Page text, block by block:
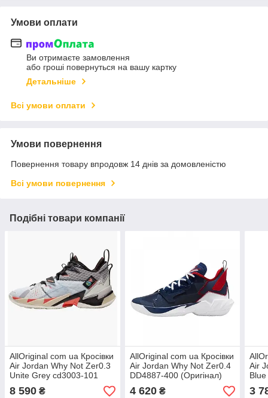
Умови оплати
Ви отримаєте замовлення
або гроші повернуться на вашу картку
Детальніше
Всі умови оплати
Умови повернення
Повернення товару впродовж 14 днів за домовленістю
Всі умови повернення
Подібні товари компанії
AllOriginal com ua Кросівки
Air Jordan Why Not Zer0.3
Unite Grey cd3003-101
РОЗМІРИ ЗАПИТУЙТЕ
8 590 ₴
AllOriginal com ua Кросівки
Air Jordan Why Not Zer0.4
DD4887-400 (Оригінал)
РОЗМІРИ ЗАПИТУЙТЕ
4 620₴
Air
3